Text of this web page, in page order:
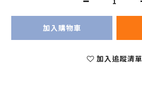
加入購物車
加入追蹤清單